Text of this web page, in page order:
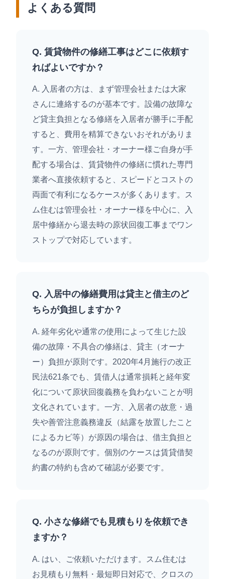
よくある質問
Q. 賃貸物件の修繕工事はどこに依頼す
ればよいですか？
A. 入居者の方は、まず管理会社または大家
さんに連絡するのが基本です。設備の故障な
ど貸主負担となる修繕を入居者が勝手に手配
すると、費用を精算できないおそれがありま
す。一方、管理会社・オーナー様ご自身が手
配する場合は、賃貸物件の修繕に慣れた専門
業者へ直接依頼すると、スピードとコストの
両面で有利になるケースが多くあります。ス
ム住むは管理会社・オーナー様を中心に、入
居中修繕から退去時の原状回復工事までワン
ストップで対応しています。
Q. 入居中の修繕費用は貸主と借主のど
ちらが負担しますか？
A. 経年劣化や通常の使用によって生じた設
備の故障・不具合の修繕は、貸主（オーナ
ー）負担が原則です。2020年4月施行の改正
民法621条でも、賃借人は通常損耗と経年変
化について原状回復義務を負わないことが明
文化されています。一方、入居者の故意・過
失や善管注意義務違反（結露を放置したこと
によるカビ等）が原因の場合は、借主負担と
なるのが原則です。個別のケースは賃貸借契
約書の特約も含めて確認が必要です。
Q. 小さな修繕でも見積もりを依頼でき
ますか？
A. はい、ご依頼いただけます。スム住むは
お見積もり無料・最短即日対応で、クロスの